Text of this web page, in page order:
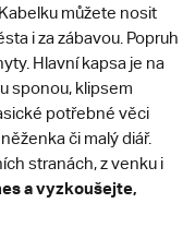
můžete nosit
i za zábavou. Popruh
Hlavní kapsa je na
sponou, klipsem
potřebné věci
či malý diář.
stranách, z venku i
a vyzkoušejte,